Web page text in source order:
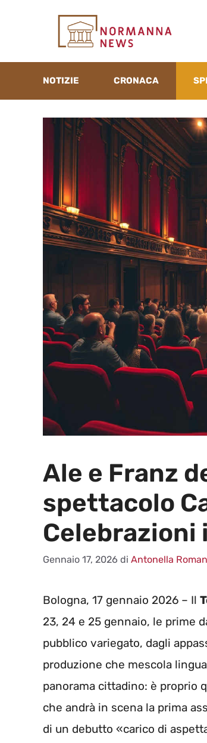
NOTIZIE CRONACA
Ale e Franz
spettacolo
Celebrazioni
Gennaio 17, 2026 di Antonella
Bologna, 17 gennaio 2026 – Il
23, 24 e 25 gennaio, le prime
pubblico variegato, dagli
produzione che mescola
panorama cittadino: è proprio
che andrà in scena la prima
di un debutto «carico di